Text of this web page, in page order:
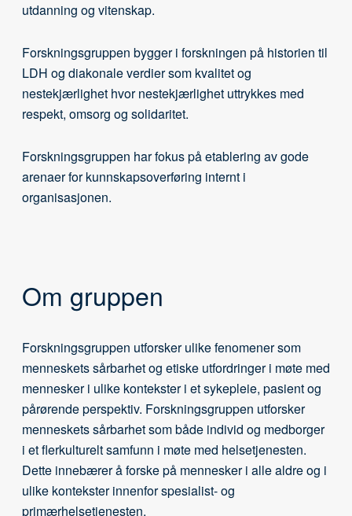
utdanning og vitenskap.
Forskningsgruppen bygger i forskningen på historien til
LDH og diakonale verdier som kvalitet og
nestekjærlighet hvor nestekjærlighet uttrykkes med
respekt, omsorg og solidaritet.
Forskningsgruppen har fokus på etablering av gode
arenaer for kunnskapsoverføring internt i
organisasjonen.
Om gruppen
Forskningsgruppen utforsker ulike fenomener som
menneskets sårbarhet og etiske utfordringer i møte med
mennesker i ulike kontekster i et sykepleie, pasient og
pårørende perspektiv. Forskningsgruppen utforsker
menneskets sårbarhet som både individ og medborger
i et flerkulturelt samfunn i møte med helsetjenesten.
Dette innebærer å forske på mennesker i alle aldre og i
ulike kontekster innenfor spesialist- og
primærhelsetjenesten.